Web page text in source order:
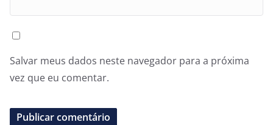
Salvar meus dados neste navegador para a próxima
vez que eu comentar.